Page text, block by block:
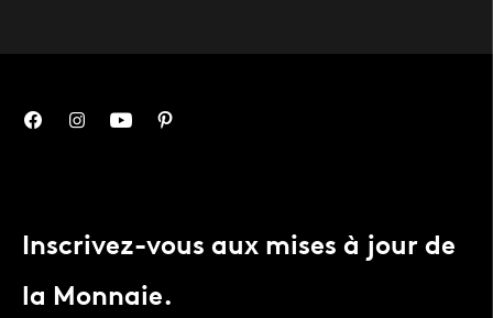
Inscrivez-vous aux mises à jour de
la Monnaie.